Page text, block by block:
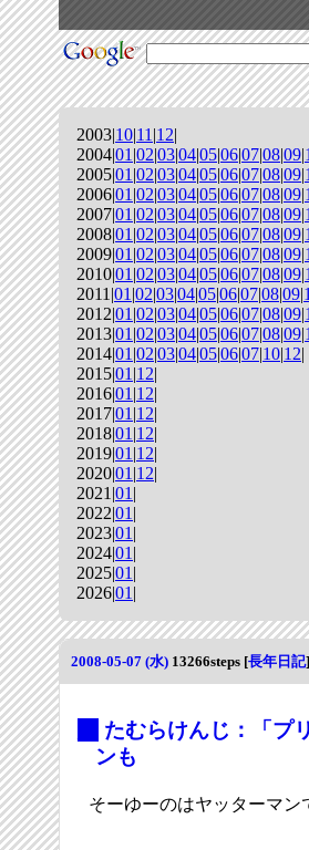
2003|10|11 |12|
2004|01 |02|03|04|05|06|07|08|09|
2005|01 |02|03|04|05|06|07|08|09|
2006|01 |02|03|04|05|06|07|08|09|
2007|01 |02|03|04|05|06|07|08|09|
2008|01 |02|03|04|05|06|07|08|09|
2009|01 |02|03|04|05|06|07|08|09|
2010|01 |02|03|04|05|06|07|08|09|
2011|01 |02|03|04|05|06|07|08|09|
2012|01 |02|03|04|05|06|07|08|09|
2013|01 |02|03|04|05|06|07|08|09|
2014|01 |02|03|04|05|06|07|10|12|
2015|01 |12|
2016|01 |12|
2017|01 |12|
2018|01 |12|
2019|01 |12|
2020|01 |12|
2021|01 |
2022|01 |
2023|01 |
2024|01 |
2025|01 |
2026|01 |
2008-05-07 (水) 13266steps [長年日記]
たむらけんじ：「プ
ンも
そーゆーのはヤッターマン